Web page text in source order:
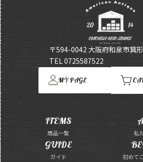
〒594-0042 大阪府和泉市箕
TEL 0725587522
MY PAGE
ITEMS
商品一覧 私
GUIDE
ガイド 初めて